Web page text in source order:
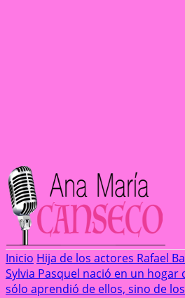
Inicio Hija de los actores Rafael
Sylvia Pasquel nació en un
sólo aprendió de ellos, sino de